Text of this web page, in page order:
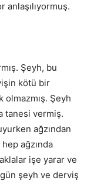
anlaşılıyormuş.
Şeyh, bu
kötü bir
olmazmış. Şeyh
tanesi vermiş.
ağzından
ağzında
işe yarar ve
şeyh ve derviş